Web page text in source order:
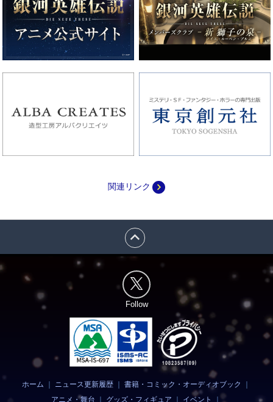
関連リンク navigate_next
expand_less
Follow
ホーム ニュース更新履歴 ｜書籍・コミック・オーディオブック
アニメ・舞台
グッズ・フィギュア イベント ｜